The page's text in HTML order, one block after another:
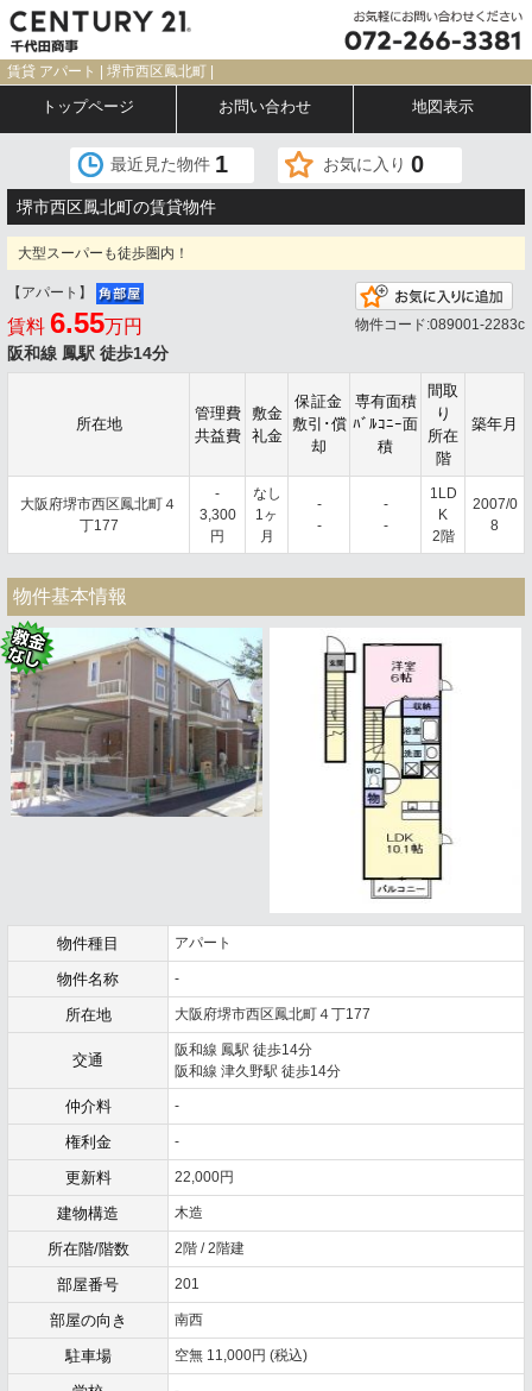
賃貸 アパート | 堺市西区鳳北町 |
トップページ お問い合わせ 地図表示
最近見た物件 1 お気に入り 0
堺市西区鳳北町の賃貸物件
大型スーパーも徒歩圏内！
【アパート】
賃料 6.55万円
阪和線 鳳駅 徒歩14分
物件コード:089001-2283c
所在地
管理費
共益費
敷金
礼金
保証金
敷引･償
却
専有面積
ﾊﾞﾙｺﾆｰ面
積
間取
り
所在
階
築年月
大阪府堺市西区鳳北町４
丁177
-
3,300
円
なし
1ヶ
月
-
-
-
-
1LD
K
2階
2007/0
8
物件基本情報
物件種目 アパート
物件名称 -
所在地 大阪府堺市西区鳳北町４丁177
交通
阪和線 鳳駅 徒歩14分
阪和線 津久野駅 徒歩14分
仲介料 -
権利金 -
更新料 22,000円
建物構造 木造
所在階/階数 2階 / 2階建
部屋番号 201
部屋の向き 南西
駐車場 空無 11,000円 (税込)